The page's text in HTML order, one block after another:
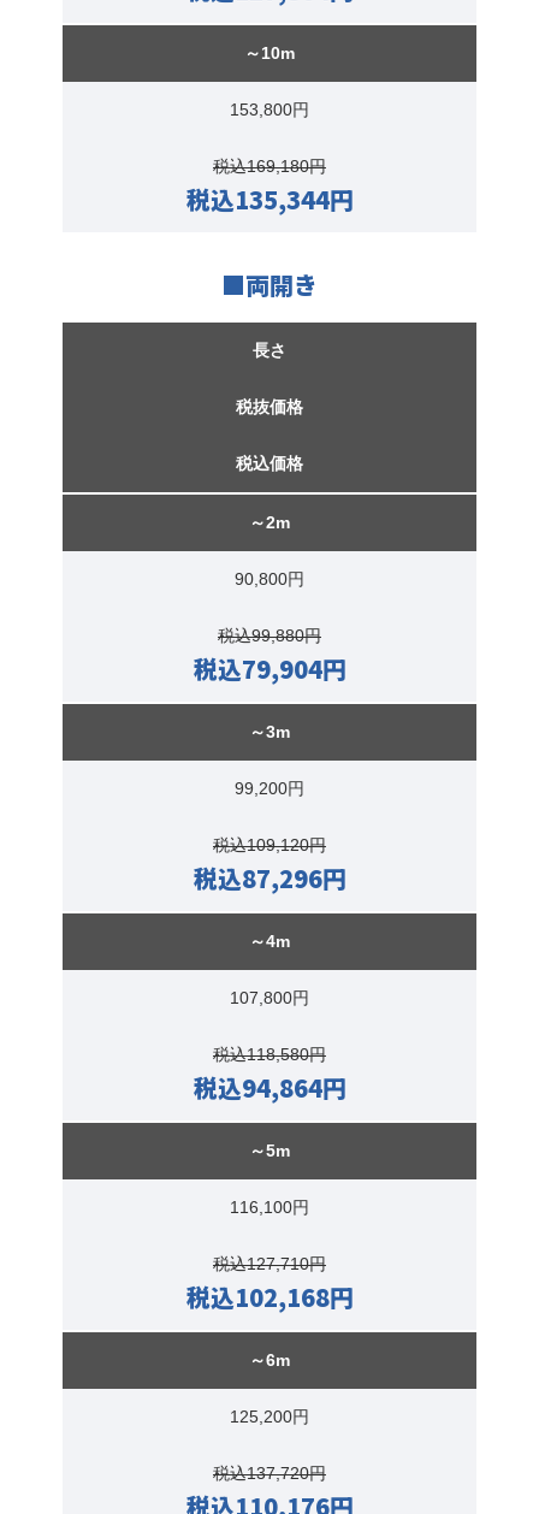
～10m
153,800円
税込169,180円
税込135,344円
■両開き
長さ
税抜価格
税込価格
～2m
90,800円
税込99,880円
税込79,904円
～3m
99,200円
税込109,120円
税込87,296円
～4m
107,800円
税込118,580円
税込94,864円
～5m
116,100円
税込127,710円
税込102,168円
～6m
125,200円
税込137,720円
税込110,176円